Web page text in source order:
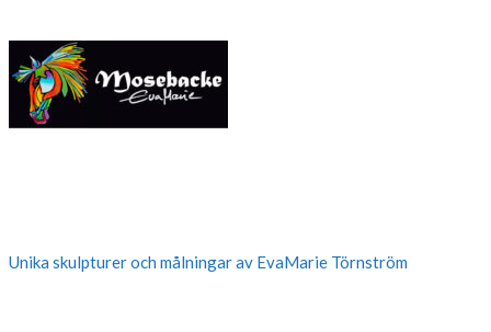
Unika skulpturer och målningar av EvaMarie Törnström